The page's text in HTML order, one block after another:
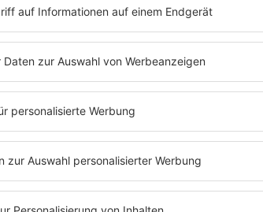
und der Clip noch mal
gibt's Ärger. Warum es bei
Michael-Song anders war,
hier.